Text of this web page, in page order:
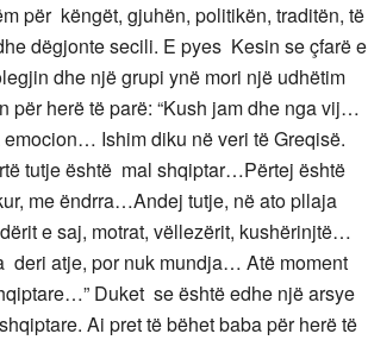
për këngët, gjuhën, politikën, traditën, të
dëgjonte secili. E pyes Kesin se çfarë e
dhe një grupi ynë mori një udhëtim
herë të parë: “Kush jam dhe nga vij…
Ishim diku në veri të Greqisë.
tutje është mal shqiptar…Përtej është
me ëndrra…Andej tutje, në ato pllaja
e saj, motrat, vëllezërit, kushërinjtë…
deri atje, por nuk mundja… Atë moment
Duket se është edhe një arsye
Ai pret të bëhet baba për herë të